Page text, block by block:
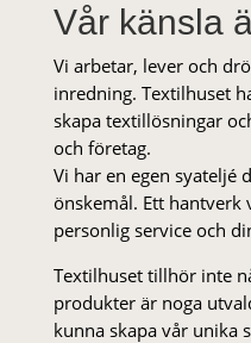
Vår känsla
Vi arbetar, lever och
inredning. Textilhuset
skapa textillösningar
och företag.
Vi har en egen syateljé
önskemål. Ett hantverk
personlig service och
Textilhuset tillhör inte
produkter är noga
kunna skapa vår unika